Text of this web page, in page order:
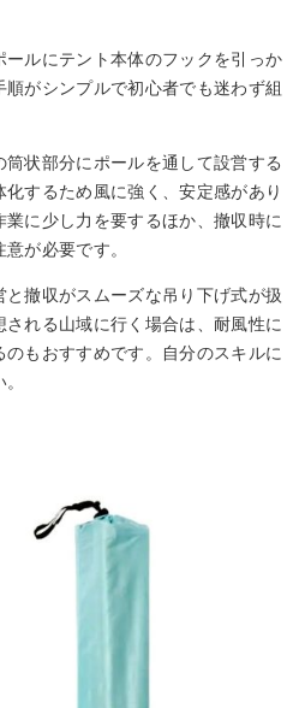
ルにテント本体のフックを引っか
がシンプルで初心者でも迷わず組
状部分にポールを通して設営する
するため風に強く、安定感があり
に少し力を要するほか、撤収時に
が必要です。
撤収がスムーズな吊り下げ式が扱
れる山域に行く場合は、耐風性に
もおすすめです。自分のスキルに